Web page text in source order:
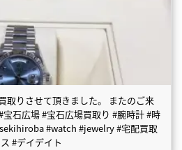
取りさせて頂きました。 またのご来
石広場 #宝石広場買取り #腕時計 #時
#watch #jewelry #宅配買取
#デイデイト